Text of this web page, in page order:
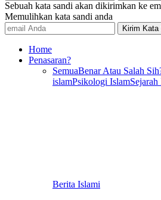
Sebuah kata sandi akan dikirimkan ke
Memulihkan kata sandi anda
Home
Penasaran?
SemuaBenar Atau Salah
islamPsikologi IslamSejarah
Berita Islami